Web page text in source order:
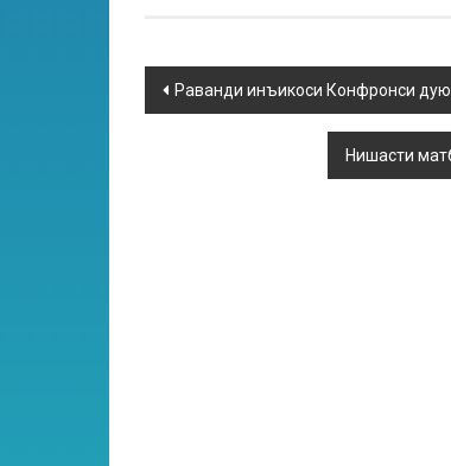
Раванди инъикоси Конфронси
Нишасти